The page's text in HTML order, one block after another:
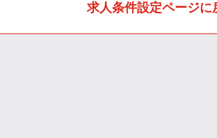
求人条件設定ページに